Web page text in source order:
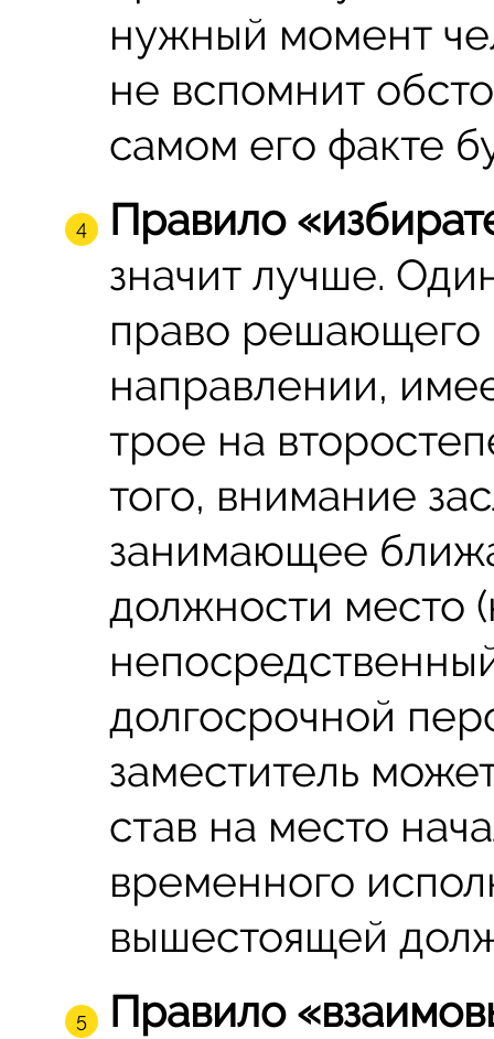
нужный момент
не вспомнит
самом его факте
Правило
значит лучше.
право решающего
направлении,
трое на
того, внимание
занимающее
должности место
долгосрочной
заместитель
став на место
временного
вышестоящей
Правило